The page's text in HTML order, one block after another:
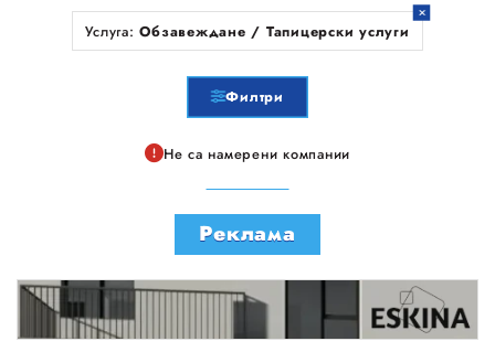
Услуга:Обзавеждане / Тапицерски услуги
Филтри
Не са намерени компании
Реклама